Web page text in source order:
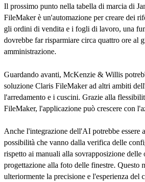
Il prossimo punto nella tabella di marcia di
FileMaker è un'automazione per creare dei
gli ordini di vendita e i fogli di lavoro, una
dovrebbe far risparmiare circa quattro ore al
amministrazione.
Guardando avanti, McKenzie & Willis
soluzione Claris FileMaker ad altri ambiti
l'arredamento e i cuscini. Grazie alla
FileMaker, l'applicazione può crescere con
Anche l'integrazione dell'AI potrebbe essere
possibilità che vanno dalla verifica delle
rispetto ai manuali alla sovrapposizione delle
progettazione alla foto delle finestre. Questo
ulteriormente la precisione e l'esperienza del